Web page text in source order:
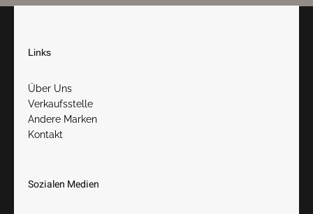
Links
Über Uns
Verkaufsstelle
Andere Marken
Kontakt
Sozialen Medien